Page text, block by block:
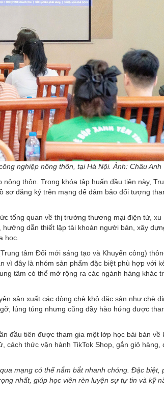
nghiệp nông thôn, tại Hà Nội. Ảnh: Châu Anh
thôn. Trong khóa tập huấn đầu tiên này,
sơ đăng ký trên mạng để đảm bảo đối tượng
tổng quan về thị trường thương mại điện tử, xu
dẫn thiết lập tài khoản người bán, xây
học.
tâm Đổi mới sáng tạo và Khuyến công)
vì đây là nhóm sản phẩm đặc biệt phù hợp với
tâm có thể mở rộng ra các ngành hàng khác
sản xuất các dòng chè khô đặc sản như chè
lúng túng nhưng cũng đầy hào hứng được
đầu tiên được tham gia một lớp học bài bản về
thức vận hành TikTok Shop, gắn giỏ hàng,
mạng có thể nắm bắt nhanh chóng. Đặc biệt,
nhất, giúp học viên rèn luyện sự tự tin và kỹ